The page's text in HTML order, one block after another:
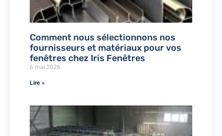
Comment nous sélectionnons nos
fournisseurs et matériaux pour vos
fenêtres chez Iris Fenêtres
6 mai 2026
Lire »